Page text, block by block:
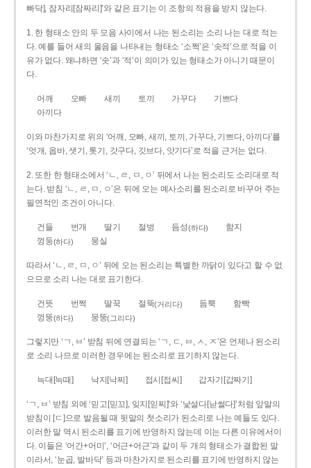
빠닥], 잠자리[잠짜리]’와 같은 표기는 이 조항의 적용을 받지 않는다.
1. 한 형태소 안의 두 모음 사이에서 나는 된소리는 소리 나는 대로 적는
다. 예를 들어 새의 울음을 나타내는 형태소 ‘소쩍’은 ‘솟적’으로 적을 이
유가 없다. 왜냐하면 ‘솟’과 ‘적’이 의미가 있는 형태소가 아니기 때문이
다.
어깨 오빠 새끼 토끼 가꾸다
기쁘다
아끼다
이와 마찬가지로 위의 ‘어깨, 오빠, 새끼, 토끼, 가꾸다, 기쁘다, 아끼다’를
‘엇개, 옵바, 샛기, 톳기, 갓구다, 깃브다, 앗기다’로 적을 근거는 없다.
2. 또한 한 형태소에서 ‘ㄴ, ㄹ, ㅁ, ㅇ’ 뒤에서 나는 된소리도 소리대로 적
는다. 받침 ‘ㄴ, ㄹ, ㅁ, ㅇ’은 뒤에 오는 예사소리를 된소리로 바꾸어 주는
필연적인 조건이 아니다.
건들 번개 딸기 절벙 듬성(하다)
함지
껑둥(하다) 뭉실
따라서 ‘ㄴ, ㄹ, ㅁ, ㅇ’ 뒤에 오는 된소리는 특별한 까닭이 있다고 할 수 없
으므로 소리 나는 대로 표기한다.
건뜻 번쩍 딸꾹 절뚝(거리다) 듬뿍
함빡
껑뚱(하다) 뭉뚱(그리다)
그렇지만 ‘ㄱ, ㅂ’ 받침 뒤에 연결되는 ‘ㄱ, ㄷ, ㅂ, ㅅ, ㅈ’은 언제나 된소리
로 소리 나므로 이러한 경우에는 된소리로 표기하지 않는다.
늑대[늑때] 낙지[낙찌] 접시[접씨] 갑자기[갑짜기]
‘ㄱ, ㅂ’ 받침 외에 ‘믿고[믿꼬], 잊지[읻찌]’와 ‘낯설다[낟썰다]’처럼 앞말의
받침이 [ㄷ]으로 발음될 때 뒷말의 첫소리가 된소리로 나는 예들도 있다.
이러한 말 역시 된소리를 표기에 반영하지 않는데 이는 다른 이유에서이
다. 이들은 ‘어간+어미’, ‘어근+어근’과 같이 두 개의 형태소가 결합된 말
이라서, ‘눈곱, 발바닥’ 등과 마찬가지로 된소리를 표기에 반영하지 않는